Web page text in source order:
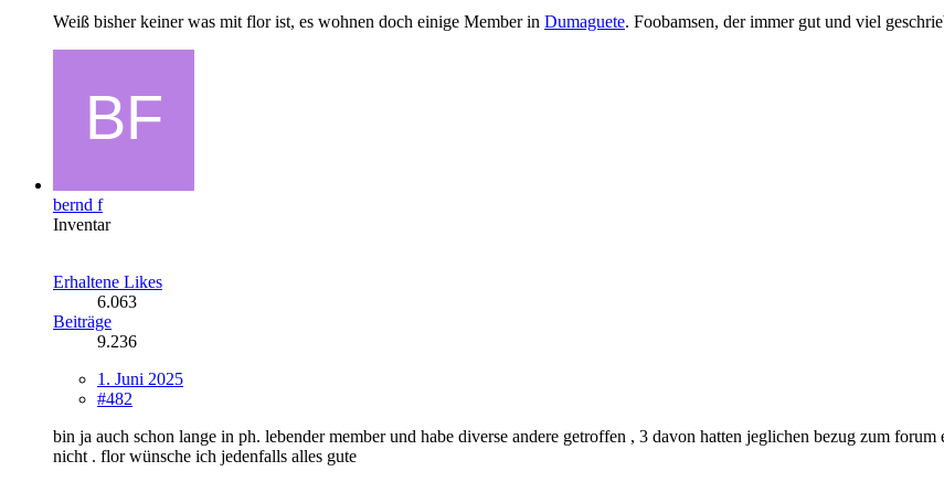
Weiß bisher keiner was mit flor ist, es wohnen doch einige Member in Dumaguete. Foobamsen, der immer gut und viel
bernd f
Inventar
Erhaltene Likes
6.063
Beiträge
9.236
1. Juni 2025
#482
bin ja auch schon lange in ph. lebender member und habe diverse andere getroffen , 3 davon hatten jeglichen bezug zum
nicht . flor wünsche ich jedenfalls alles gute